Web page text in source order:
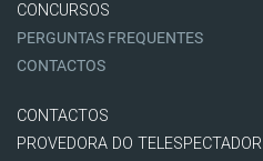
CONCURSOS
PERGUNTAS FREQUENTES
CONTACTOS
CONTACTOS
PROVEDORA DO TELESPECTADOR